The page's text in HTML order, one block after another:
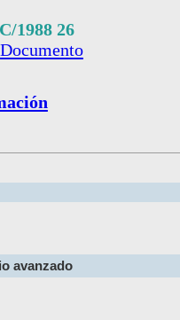
C/1988 26
Documento
avanzado